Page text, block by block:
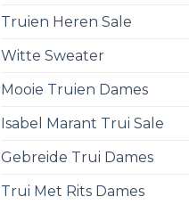
Truien Heren Sale
Witte Sweater
Mooie Truien Dames
Isabel Marant Trui Sale
Gebreide Trui Dames
Trui Met Rits Dames